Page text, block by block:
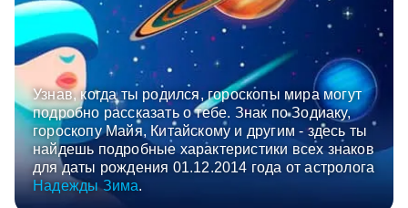
Узнав, когда ты родился, гороскопы мира могут
подробно рассказать о тебе. Знак по Зодиаку,
гороскопу Майя, Китайскому и другим - здесь ты
найдешь подробные характеристики всех знаков
для даты рождения 01.12.2014 года от астролога
Надежды Зима.